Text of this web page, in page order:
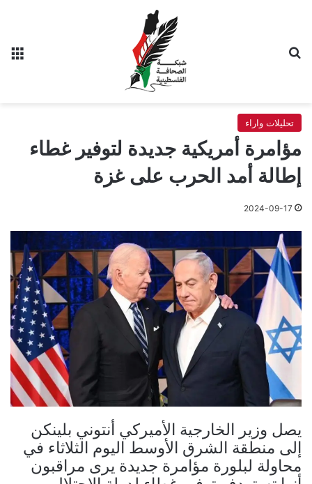
تحليلات واراء
مؤامرة أمريكية جديدة لتوفير غطاء
إطالة أمد الحرب على غزة
2024-09-17
يصل وزير الخارجية الأميركي أنتوني بلينكن
إلى منطقة الشرق الأوسط اليوم الثلاثاء في
محاولة لبلورة مؤامرة جديدة يرى مراقبون